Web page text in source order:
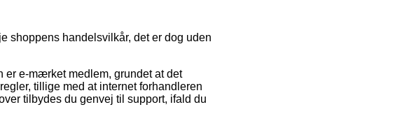
shoppens handelsvilkår, det er dog uden
er e-mærket medlem, grundet at det
tillige med at internet forhandleren
tilbydes du genvej til support, ifald du